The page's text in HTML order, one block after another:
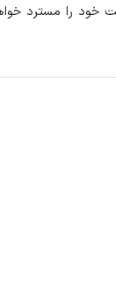
خود را مسترد